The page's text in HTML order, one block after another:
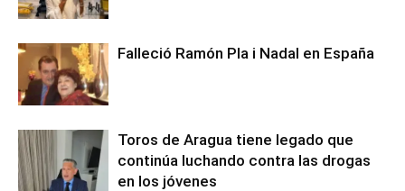
Falleció Ramón Pla i Nadal en España
Toros de Aragua tiene legado que
continúa luchando contra las drogas
en los jóvenes